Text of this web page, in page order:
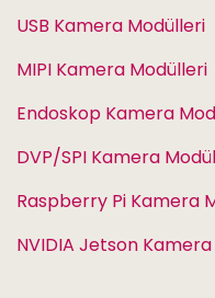
USB Kamera Modülleri
MIPI Kamera Modülleri
Endoskop Kamera
DVP/SPI Kamera
Raspberry Pi Kamera
NVIDIA Jetson